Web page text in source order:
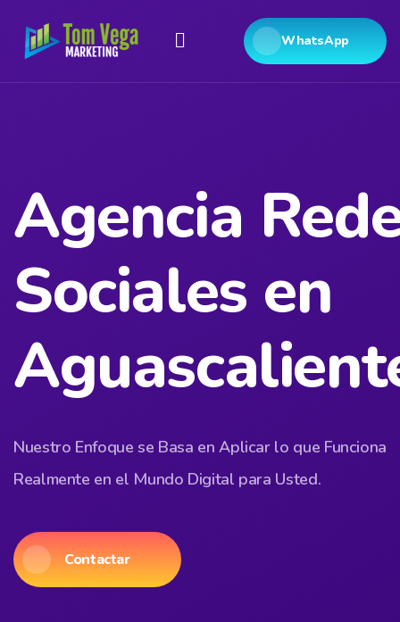
WhatsApp
Agencia
Sociales en
Nuestro Enfoque se Basa en Aplicar lo que Funciona
Realmente en el Mundo Digital para Usted.
Contactar